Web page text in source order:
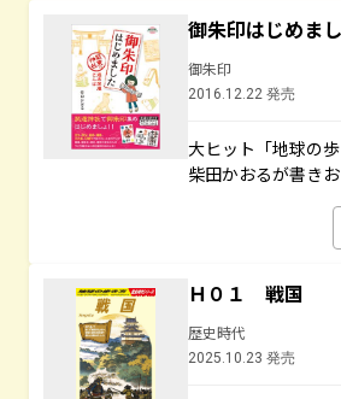
御朱印はじめま
御朱印
2016.12.22 発売
大ヒット「地球の
柴田かおるが書き
Ｈ０１ 戦国
歴史時代
2025.10.23 発売